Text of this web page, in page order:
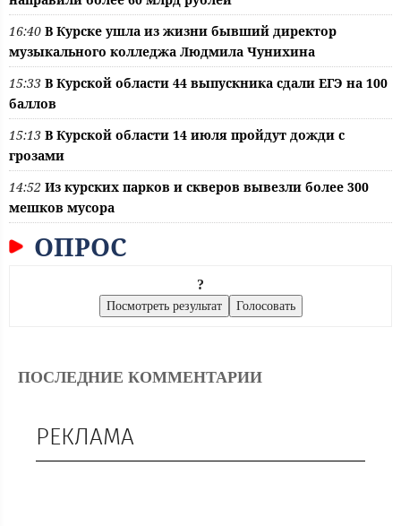
16:40 В Курске ушла из жизни бывший директор
музыкального колледжа Людмила Чунихина
15:33 В Курской области 44 выпускника сдали ЕГЭ на 100
баллов
15:13 В Курской области 14 июля пройдут дожди с
грозами
14:52 Из курских парков и скверов вывезли более 300
мешков мусора
ОПРОС
?
ПОСЛЕДНИЕ КОММЕНТАРИИ
РЕКЛАМА